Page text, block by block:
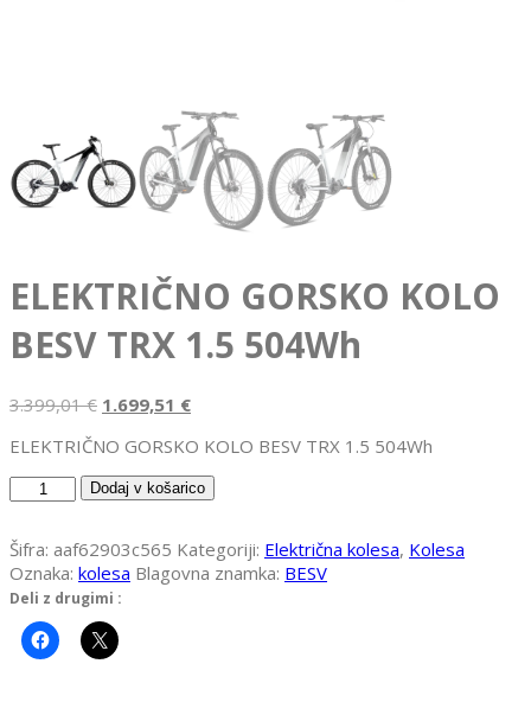
ELEKTRIČNO GORSKO KOLO
BESV TRX 1.5 504Wh
3.399,01€ Izvirna
je
bila:
3.399,01 €.
1.699,51 €Trenutna
je:
1.699,51 €.
ELEKTRIČNO GORSKO KOLO BESV TRX 1.5 504Wh
ELEKTRIČNO
KOLO
BESV
TRX
1.5
504Wh
količina
Dodaj v košarico
Šifra: aaf62903c565 Kategoriji: Električna kolesa, Kolesa
Oznaka: kolesa Blagovna znamka: BESV
Deli z drugimi :